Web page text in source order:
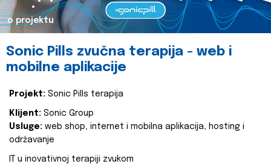
o projektu
Sonic Pills zvučna terapija - web i
mobilne aplikacije
Projekt: Sonic Pills terapija
Klijent: Sonic Group
Usluge: web shop, internet i mobilna aplikacija, hosting i
održavanje
IT u inovativnoj terapiji zvukom